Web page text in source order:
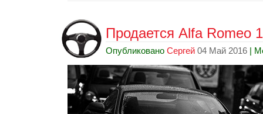
Продается Alfa Romeo
Опубликовано Сергей 04 Май 2016 |